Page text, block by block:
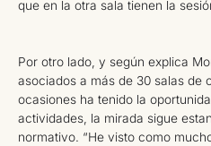
que en la otra sala tienen la
Por otro lado, y según explica
asociados a más de 30 salas de
ocasiones ha tenido la
actividades, la mirada sigue
normativo. “He visto como